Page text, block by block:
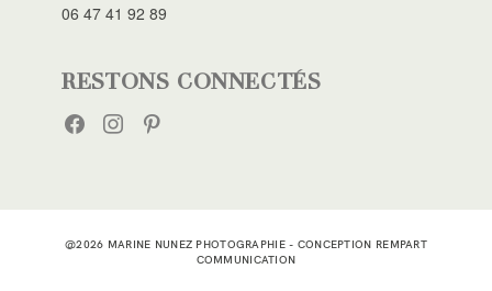
06 47 41 92 89
RESTONS CONNECTÉS
@2026 MARINE NUNEZ PHOTOGRAPHIE - CONCEPTION REMPART
COMMUNICATION